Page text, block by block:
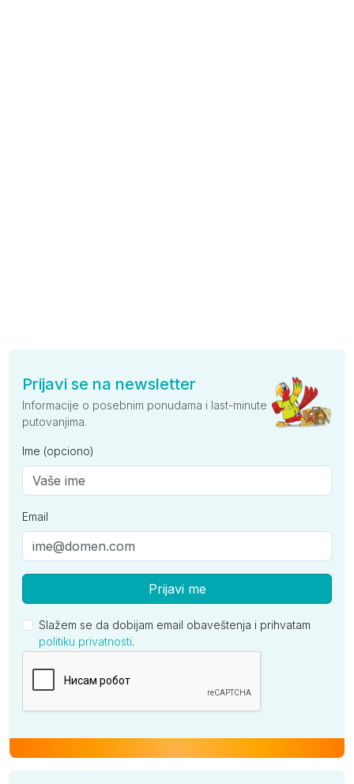
Prijavi se na newsletter
Informacije o posebnim ponudama i last-minute
putovanjima.
Ime (opciono)
Email
Prijavi me
Slažem se da dobijam email obaveštenja i prihvatam
politiku privatnosti.